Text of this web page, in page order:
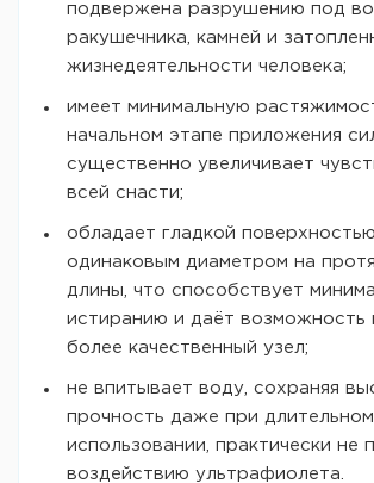
подвержена разрушению под
ракушечника, камней и
жизнедеятельности человека;
имеет минимальную
начальном этапе приложения
существенно увеличивает
всей снасти;
обладает гладкой
одинаковым диаметром на
длины, что способствует
истиранию и даёт возможность
более качественный узел;
не впитывает воду, сохраняя
прочность даже при длительном
использовании, практически не
воздействию ультрафиолета.